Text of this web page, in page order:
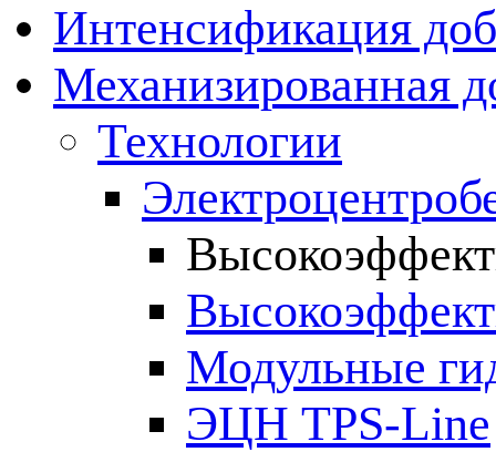
Интенсификация
Механизированная
Технологии
Модульные
ЭЦН TPS-Line